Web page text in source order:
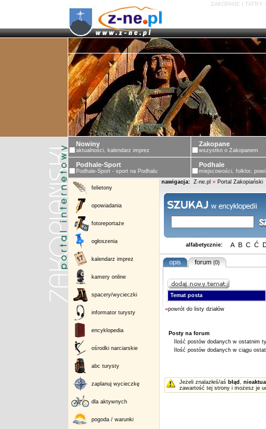
ZAKOPANE I TATRY
Nowiny
aktualności, kalendarz imprez
Zakopane
wszystko o Zakopanem
Podhale-Sport
Podhale-Sport - sport na Podhalu
Podhale
miejscowości, folklor,
felietony
opowiadania
fotoreportaże
ogłoszenia
kalendarz imprez
kamery online
spacery/wycieczki
informator turysty
encyklopedia
ośrodki narciarskie
abc turysty
zaplanuj wycieczkę
dla aktywnych
pogoda / warunki
nawigacja: Z-ne.pl » Portal Zakopiański
alfabetycznie: A B C Ć
opis forum (0)
Temat posta
«powrót do listy działów
Posty na forum
Ilość postów dodanych w ostatnim
Ilość postów dodanych w ciągu
Jeżeli znalazłeś/aś błąd ,
zawartość tej strony i możesz je